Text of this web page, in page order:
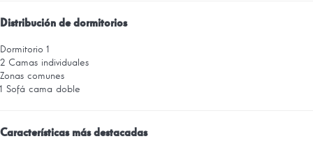
Distribución de dormitorios
Dormitorio 1
2 Camas individuales
Zonas comunes
1 Sofá cama doble
Características más destacadas